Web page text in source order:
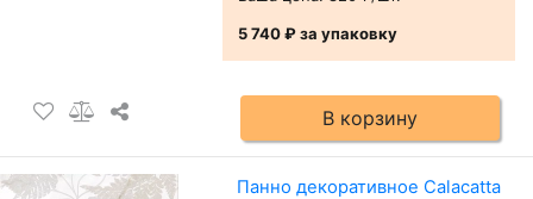
5 740 ₽за упаковку
В корзину
Панно декоративное Calacatta